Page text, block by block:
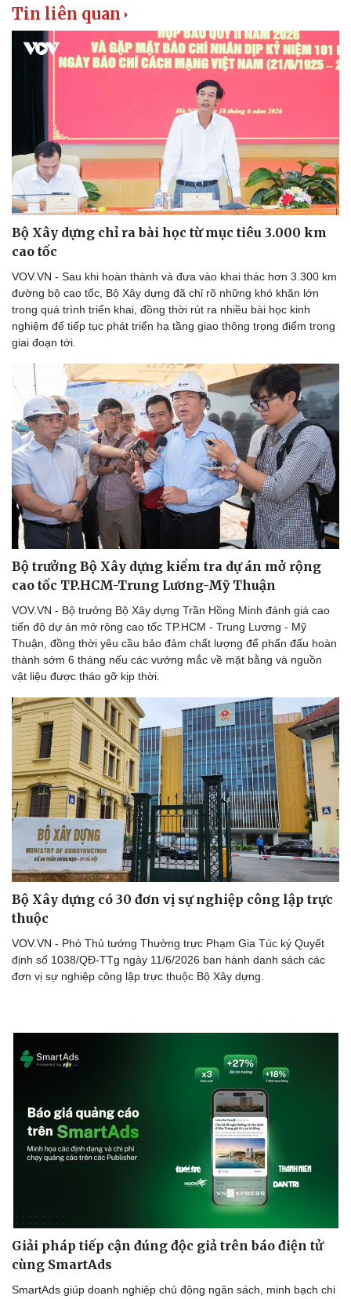
Văn hóa
Sân khấu - Điện ảnh
Văn học
Âm nhạc
Di sản
Giải trí
Nghệ sĩ
Thời trang
Sao Việt
Tin liên quan
Bộ Xây dựng chỉ ra bài học từ mục tiêu 3.000 km
cao tốc
VOV.VN - Sau khi hoàn thành và đưa vào khai thác hơn 3.300 km
đường bộ cao tốc, Bộ Xây dựng đã chỉ rõ những khó khăn lớn
trong quá trình triển khai, đồng thời rút ra nhiều bài học kinh
nghiệm để tiếp tục phát triển hạ tầng giao thông trọng điểm trong
giai đoạn tới.
Bộ trưởng Bộ Xây dựng kiểm tra dự án mở rộng
cao tốc TP.HCM-Trung Lương-Mỹ Thuận
VOV.VN - Bộ trưởng Bộ Xây dựng Trần Hồng Minh đánh giá cao
tiến độ dự án mở rộng cao tốc TP.HCM - Trung Lương - Mỹ
Thuận, đồng thời yêu cầu bảo đảm chất lượng để phấn đấu hoàn
thành sớm 6 tháng nếu các vướng mắc về mặt bằng và nguồn
vật liệu được tháo gỡ kịp thời.
Bộ Xây dựng có 30 đơn vị sự nghiệp công lập trực
thuộc
VOV.VN - Phó Thủ tướng Thường trực Phạm Gia Túc ký Quyết
định số 1038/QĐ-TTg ngày 11/6/2026 ban hành danh sách các
đơn vị sự nghiệp công lập trực thuộc Bộ Xây dựng.
Giải pháp tiếp cận đúng độc giả trên báo điện tử
cùng SmartAds
SmartAds giúp doanh nghiệp chủ động ngân sách, minh bạch chi